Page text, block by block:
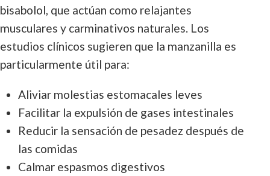
bisabolol, que actúan como relajantes
musculares y carminativos naturales. Los
estudios clínicos sugieren que la manzanilla es
particularmente útil para:
Aliviar molestias estomacales leves
Facilitar la expulsión de gases intestinales
Reducir la sensación de pesadez después de
las comidas
Calmar espasmos digestivos